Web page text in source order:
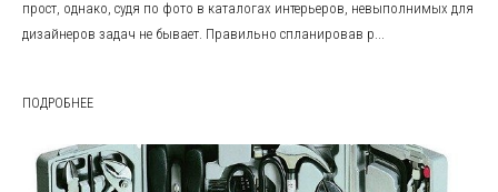
прост, однако, судя по фото в каталогах интерьеров, невыполнимых для
дизайнеров задач не бывает. Правильно спланировав р...
ПОДРОБНЕЕ